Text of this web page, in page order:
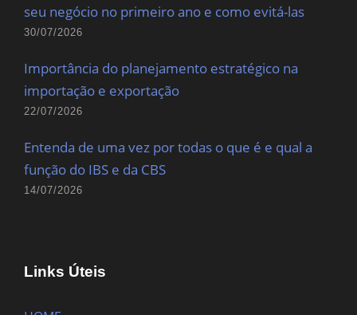
seu negócio no primeiro ano e como evitá-las
30/07/2026
Importância do planejamento estratégico na
importação e exportação
22/07/2026
Entenda de uma vez por todas o que é e qual a
função do IBS e da CBS
14/07/2026
Links Úteis